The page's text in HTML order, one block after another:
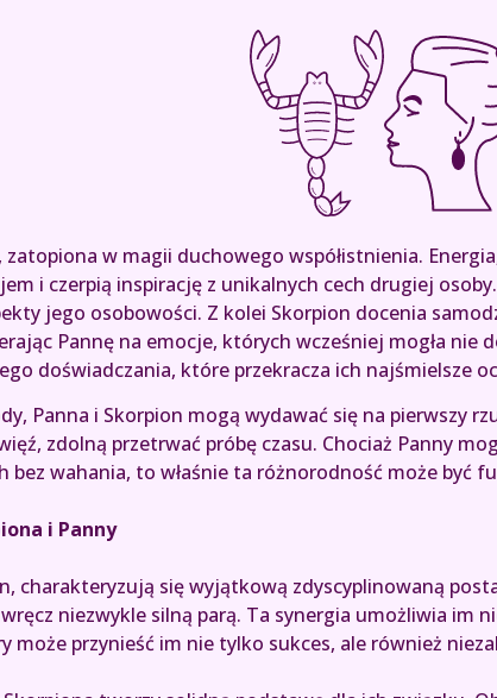
zatopiona w magii duchowego współistnienia.
i czerpią inspirację z unikalnych cech drugiej
jego osobowości. Z kolei Skorpion docenia
Pannę na emocje, których wcześniej mogła nie
doświadczania, które przekracza ich najśmielsze
Panna i Skorpion mogą wydawać się na pierwszy
zdolną przetrwać próbę czasu. Chociaż Panny
bez wahania, to właśnie ta różnorodność może być
i Panny
charakteryzują się wyjątkową zdyscyplinowaną
niezwykle silną parą. Ta synergia umożliwia
może przynieść im nie tylko sukces, ale również